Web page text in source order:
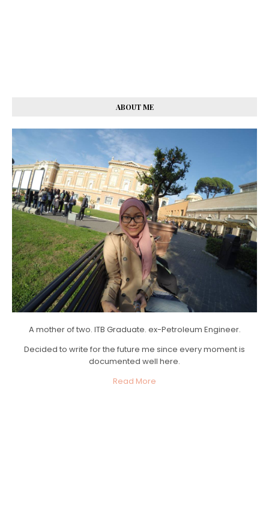
ABOUT ME
A mother of two. ITB Graduate. ex-Petroleum Engineer.
Decided to write for the future me since every moment is
documented well here.
Read More